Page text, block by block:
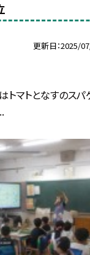
更新日 2025/
トマトとなすのスパ